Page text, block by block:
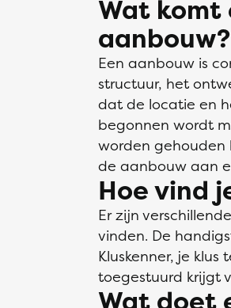
Wat komt
aanbouw?
Een aanbouw is
structuur, het
dat de locatie en
begonnen wordt
worden gehouden
de aanbouw aan
Hoe vind
Er zijn
vinden. De
Kluskenner, je
toegestuurd krijgt